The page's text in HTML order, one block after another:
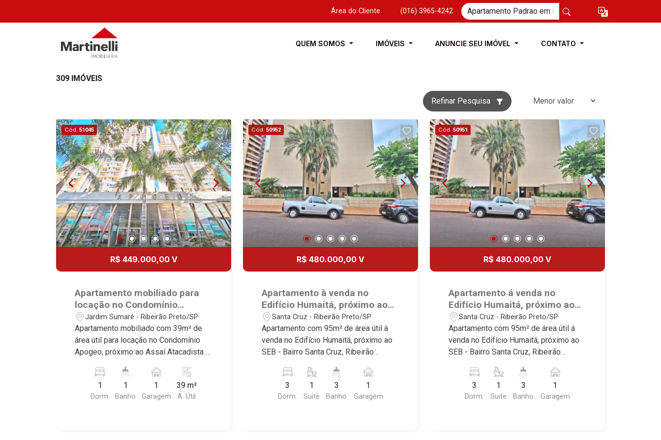
Área do Cliente (016) 3965-4242
QUEM SOMOS IMÓVEIS ANUNCIE SEU IMÓVEL CONTATO
309 IMÓVEIS
Refinar Pesquisa
Cód. 51045
R$ 449.000,00 V
Apartamento mobiliado para
locação no Condomínio
Apogeo, próximo ao Assaí
Atacadista - Ribeirão Preto/SP.
Jardim Sumaré - Ribeirão Preto/SP
Apartamento mobiliado com 39m² de
área útil para locação no Condomínio
Apogeo, próximo ao Assaí Atacadista -
Preto/SP. Conheça as características
deste imóvel que a Martinelli
Imobiliária selecionou para você: -
1
Dorm.
1
Banho
1
Garagem
39 m²
A. Útil
Cód. 50952
R$ 480.000,00 V
Apartamento à venda no
Edifício Humaitá, próximo ao
SEB - Ribeirão Preto/SP.
Santa Cruz - Ribeirão Preto/SP
Apartamento com 95m² de área útil à
venda no Edifício Humaitá, próximo ao
SEB - Bairro Santa Cruz, Ribeirão
deste imóvel que a Martinelli
Imobiliária selecionou para você: -
95m² de área útil - 3 dormitórios com
3
Dorm.
1
Suite
3
Banho
1
Garagem
Cód. 50951
R$ 480.000,00 V
Apartamento á venda no
Edifício Humaitá, próximo ao
SEB - Ribeirão Preto/SP.
Santa Cruz - Ribeirão Preto/SP
Apartamento com 95m² de área útil á
venda no Edifício Humaitá, próximo ao
SEB - Bairro Santa Cruz, Ribeirão
deste imóvel que a Martinelli
Imobiliária selecionou para você: -
95m² de área útil - 3 dormitórios com
3
Dorm.
1
Suite
3
Banho
1
Garagem